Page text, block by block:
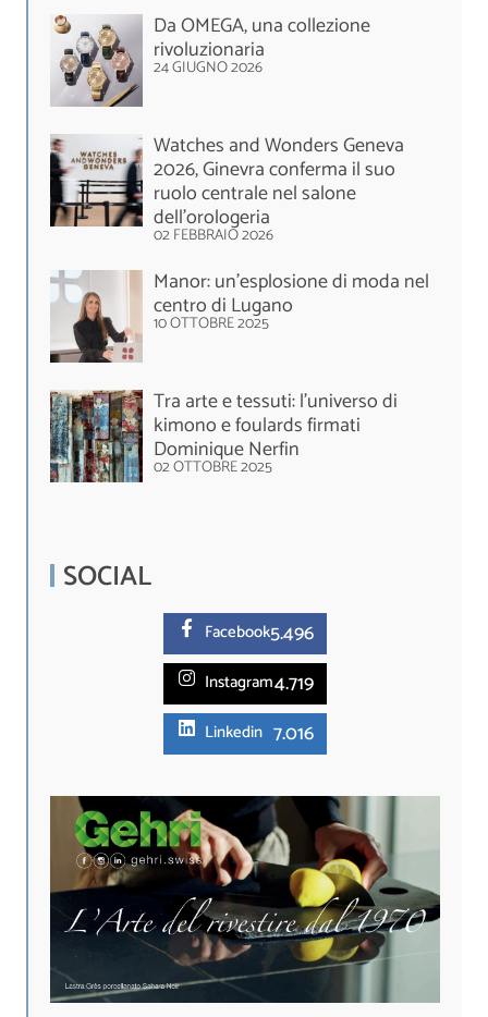
Da OMEGA, una collezione
rivoluzionaria
24 GIUGNO 2026
Watches and Wonders Geneva
2026, Ginevra conferma il suo
ruolo centrale nel salone
dell’orologeria
02 FEBBRAIO 2026
Manor: un’esplosione di moda nel
centro di Lugano
10 OTTOBRE 2025
Tra arte e tessuti: l’universo di
kimono e foulards firmati
Dominique Nerfin
02 OTTOBRE 2025
SOCIAL
Facebook5.496
Instagram4.719
Linkedin 7.016